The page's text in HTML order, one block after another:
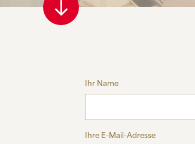
Ihr Name
Ihre E-Mail-Adresse